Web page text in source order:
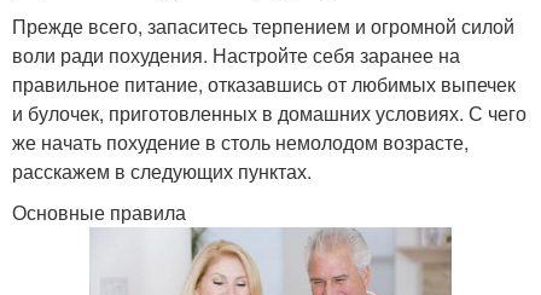
Прежде всего, запаситесь терпением и огромной силой
воли ради похудения. Настройте себя заранее на
правильное питание, отказавшись от любимых выпечек
и булочек, приготовленных в домашних условиях. С чего
же начать похудение в столь немолодом возрасте,
расскажем в следующих пунктах.
Основные правила